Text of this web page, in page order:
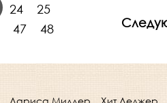
24
25
47
48